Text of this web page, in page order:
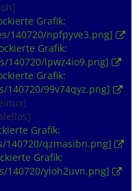
Grafik:
140720/npfpyve3.png]
Grafik:
140720/lpwz4io9.png]
Grafik:
99v74qyz.png]
Grafik:
qzmasibn.png]
Grafik:
140720/yloh2uvn.png]